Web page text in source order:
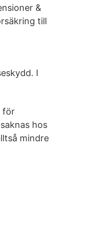
&
till
I
för
hos
mindre